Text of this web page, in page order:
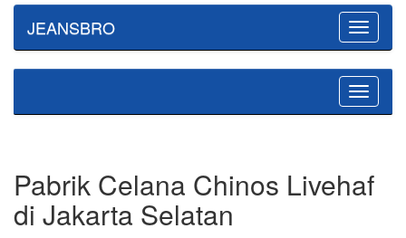
Toggle
JEANSBRO
Toggle
Pabrik Celana Chinos Livehaf
di Jakarta Selatan